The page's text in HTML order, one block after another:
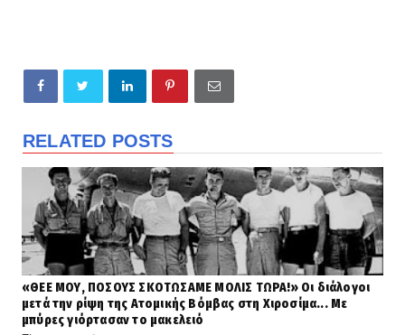
RELATED POSTS
«ΘΕΕ ΜΟΥ, ΠΟΣΟΥΣ ΣΚΟΤΩΣΑΜΕ ΜΟΛΙΣ ΤΩΡΑ!» Οι διάλογοι
μετά την ρίψη της Ατομικής Βόμβας στη Χιροσίμα... Με
μπύρες γιόρτασαν το μακελειό